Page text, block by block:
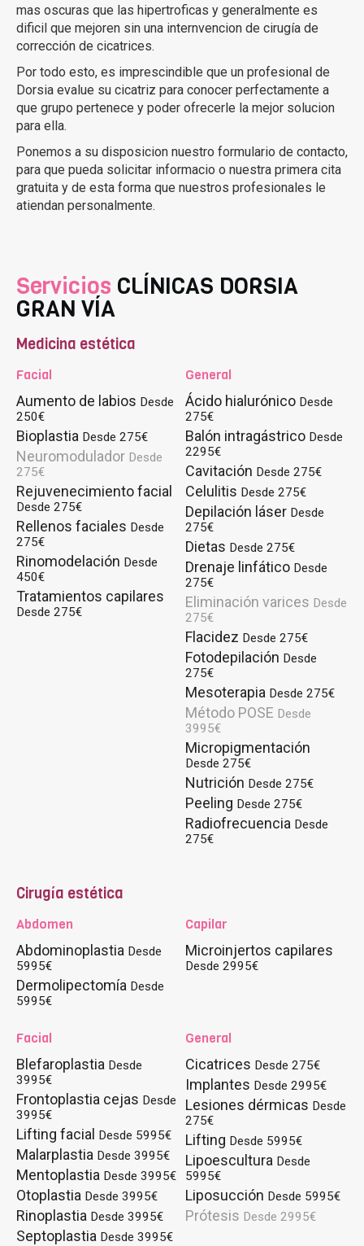
mas oscuras que las hipertroficas y generalmente es
dificil que mejoren sin una internvencion de cirugía de
corrección de cicatrices.
Por todo esto, es imprescindible que un profesional de
Dorsia evalue su cicatriz para conocer perfectamente a
que grupo pertenece y poder ofrecerle la mejor solucion
para ella.
Ponemos a su disposicion nuestro formulario de contacto,
para que pueda solicitar informacio o nuestra primera cita
gratuita y de esta forma que nuestros profesionales le
atiendan personalmente.
Servicios CLÍNICAS DORSIA
GRAN VÍA
Medicina estética
Facial
Aumento de labios Desde
250€
Bioplastia Desde 275€
Neuromodulador Desde
275€
Rejuvenecimiento facial
Desde 275€
Rellenos faciales Desde
275€
Rinomodelación Desde
450€
Tratamientos capilares
Desde 275€
General
Ácido hialurónico Desde
275€
Balón intragástrico Desde
2295€
Cavitación Desde 275€
Celulitis Desde 275€
Depilación láser Desde
275€
Dietas Desde 275€
Drenaje linfático Desde
275€
Eliminación varices Desde
275€
Flacidez Desde 275€
Fotodepilación Desde
275€
Mesoterapia Desde 275€
Método POSE Desde
3995€
Micropigmentación
Desde 275€
Nutrición Desde 275€
Peeling Desde 275€
Radiofrecuencia Desde
275€
Cirugía estética
Abdomen
Abdominoplastia Desde
5995€
Dermolipectomía Desde
5995€
Capilar
Microinjertos capilares
Desde 2995€
Facial
Blefaroplastia Desde
3995€
Frontoplastia cejas Desde
3995€
Lifting facial Desde 5995€
Malarplastia Desde 3995€
Mentoplastia Desde 3995€
Otoplastia Desde 3995€
Rinoplastia Desde 3995€
Septoplastia Desde 3995€
General
Cicatrices Desde 275€
Implantes Desde 2995€
Lesiones dérmicas Desde
275€
Lifting Desde 5995€
Lipoescultura Desde
5995€
Liposucción Desde 5995€
Prótesis Desde 2995€